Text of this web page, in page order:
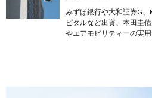
みずほ銀行や大和証券G
ピタルなど出資、本田圭
やエアモビリティーの実